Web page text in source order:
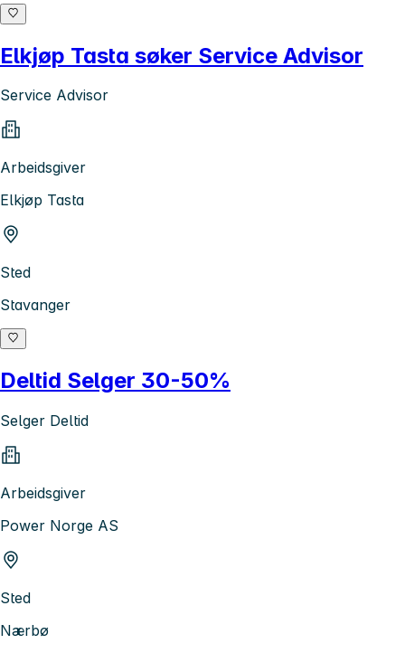
Elkjøp Tasta søker Service Advisor
Service Advisor
Arbeidsgiver
Elkjøp Tasta
Sted
Stavanger
Deltid Selger 30-50%
Selger Deltid
Arbeidsgiver
Power Norge AS
Sted
Nærbø